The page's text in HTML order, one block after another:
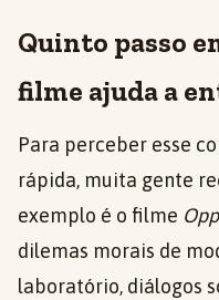
Quinto passo
filme ajuda a
Para perceber esse
rápida, muita gente
exemplo é o filme
dilemas morais de
laboratório, diálogos